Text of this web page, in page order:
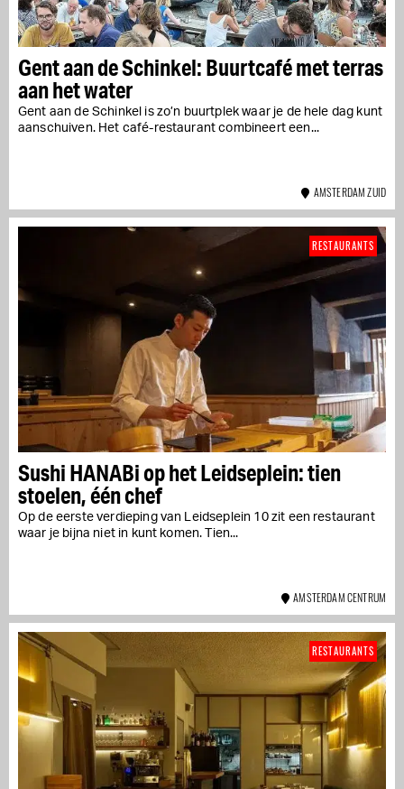
Gent aan de Schinkel: Buurtcafé met terras
aan het water
Gent aan de Schinkel is zo’n buurtplek waar je de hele dag kunt
aanschuiven. Het café-restaurant combineert een...
AMSTERDAM ZUID
Sushi HANABi op het Leidseplein: tien
stoelen, één chef
Op de eerste verdieping van Leidseplein 10 zit een restaurant
waar je bijna niet in kunt komen. Tien...
RESTAURANTS
AMSTERDAM CENTRUM
RESTAURANTS